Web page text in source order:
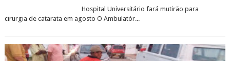
Hospital Universitário fará mutirão para
cirurgia de catarata em agosto O Ambulatór...